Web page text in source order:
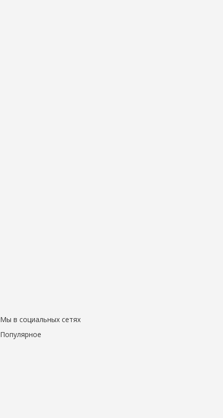
Мы в социальных сетях
Популярное